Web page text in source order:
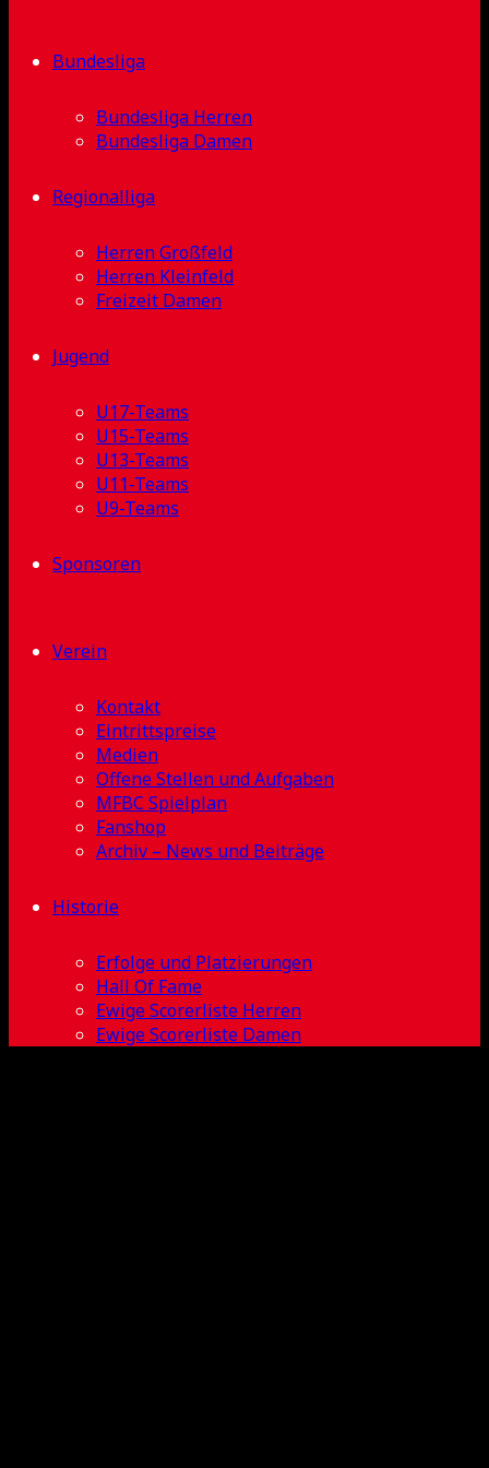
Bundesliga
Bundesliga Herren
Bundesliga Damen
Regionalliga
Herren Großfeld
Herren Kleinfeld
Freizeit Damen
Jugend
U17-Teams
U15-Teams
U13-Teams
U11-Teams
U9-Teams
Sponsoren
Verein
Kontakt
Eintrittspreise
Medien
Offene Stellen und Aufgaben
MFBC Spielplan
Fanshop
Archiv – News und Beiträge
Historie
Erfolge und Platzierungen
Hall Of Fame
Ewige Scorerliste Herren
Ewige Scorerliste Damen